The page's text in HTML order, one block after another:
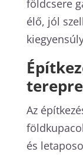
földcsere
élő, jól
Az
és